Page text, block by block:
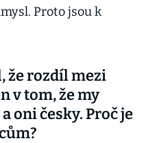
Proto jsou k
že rozdíl mezi
v tom, že my
oni česky. Proč je